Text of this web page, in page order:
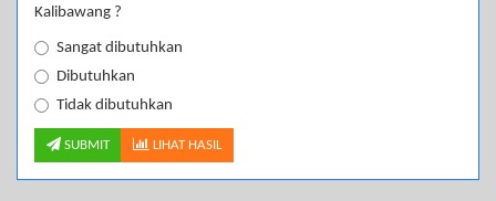
Kalibawang ?
Sangat dibutuhkan
Dibutuhkan
Tidak dibutuhkan
SUBMIT LIHAT HASIL